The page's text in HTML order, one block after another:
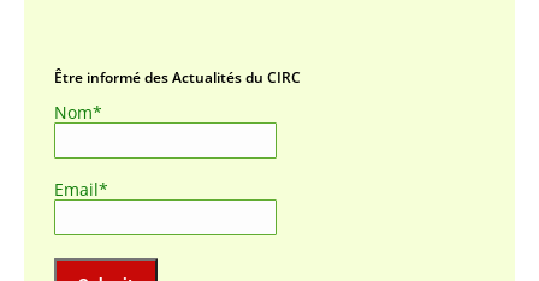
Être informé des Actualités du CIRC
Nom*
Email*